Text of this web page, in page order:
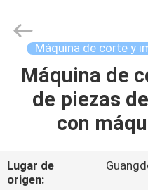
EN
CASA
Machinery
Equipment
Reserved.
Máquina de corte y
Máquina de
de piezas
con
Lugar de
origen: